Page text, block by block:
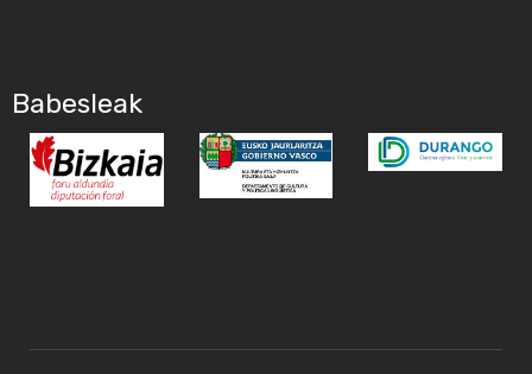
Babesleak